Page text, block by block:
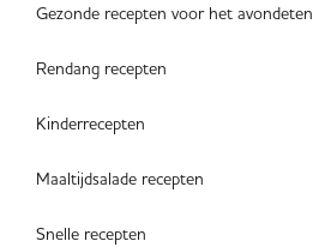
Gezonde recepten voor het avondeten
Rendang recepten
Kinderrecepten
Maaltijdsalade recepten
Snelle recepten